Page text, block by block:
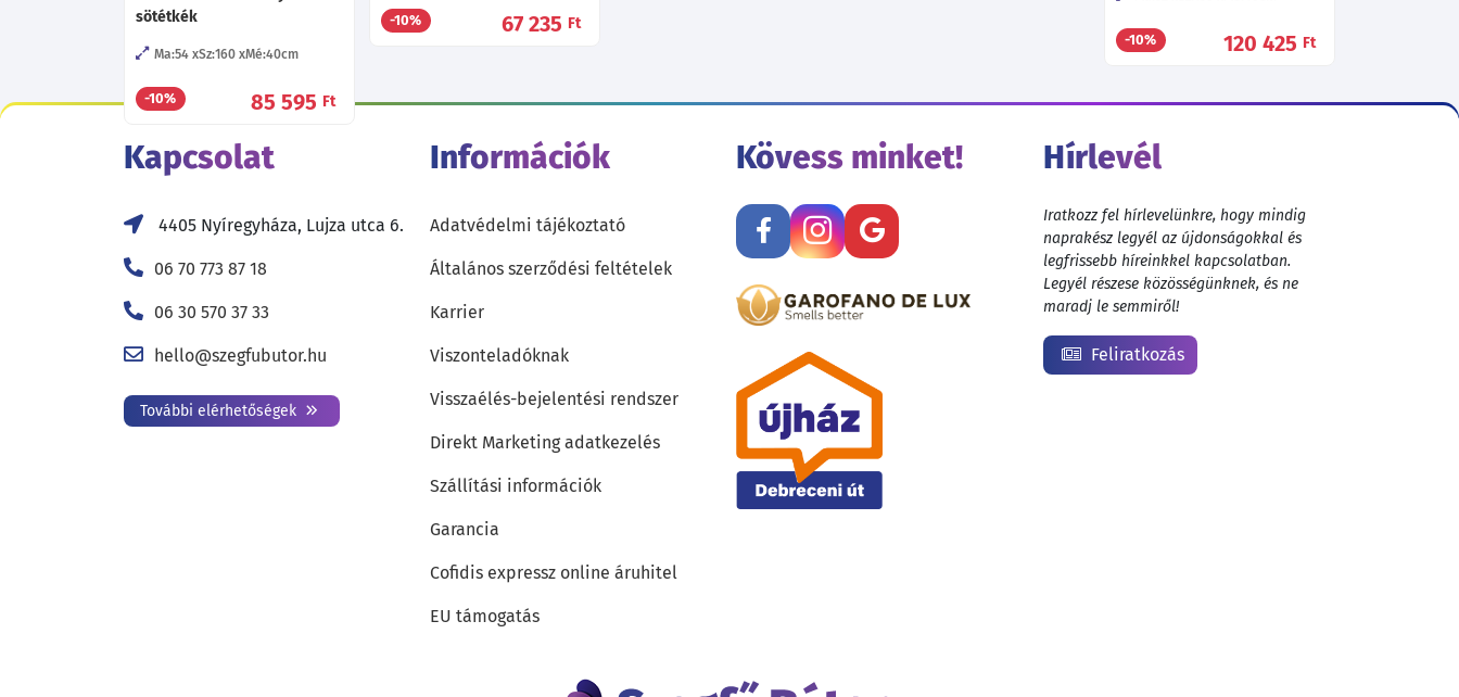
-10% 67 235 Ft
-10% 120 425 Ft
sötétkék
Ma:54 Sz:160 Mé:40cm
-10% 85 595 Ft
Kapcsolat
4405 Nyíregyháza, Lujza utca 6.
06 70 773 87 18
06 30 570 37 33
hello@szegfubutor.hu
További elérhetőségek
Információk
Adatvédelmi tájékoztató
Általános szerződési feltételek
Karrier
Viszonteladóknak
Visszaélés-bejelentési rendszer
Direkt Marketing adatkezelés
Szállítási információk
Garancia
Cofidis expressz online áruhitel
EU támogatás
Kövess minket! Hírlevél
Iratkozz fel hírlevelünkre, hogy mindig
naprakész legyél az újdonságokkal és
legfrissebb híreinkkel kapcsolatban.
Legyél részese közösségünknek, és ne
maradj le semmiről!
Feliratkozás